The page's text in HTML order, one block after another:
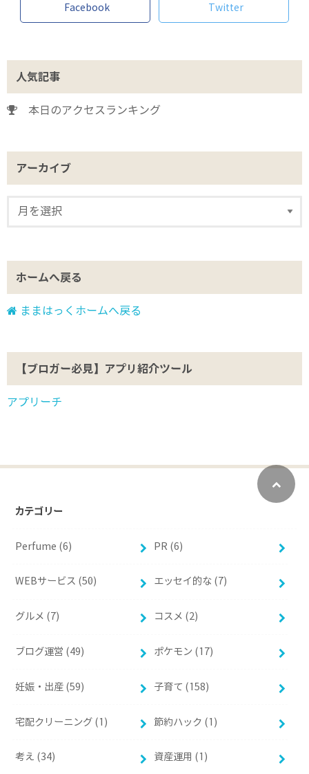
Facebook Twitter
人気記事
本日のアクセスランキング
アーカイブ
ホームへ戻る
ままはっくホームへ戻る
【ブロガー必見】アプリ紹介ツール
アプリーチ
カテゴリー
Perfume (6) PR (6)
WEBサービス (50) エッセイ的な (7)
グルメ (7) コスメ (2)
ブログ運営 (49) ポケモン (17)
妊娠・出産 (59) 子育て (158)
宅配クリーニング (1) 節約ハック (1)
考え (34) 資産運用 (1)